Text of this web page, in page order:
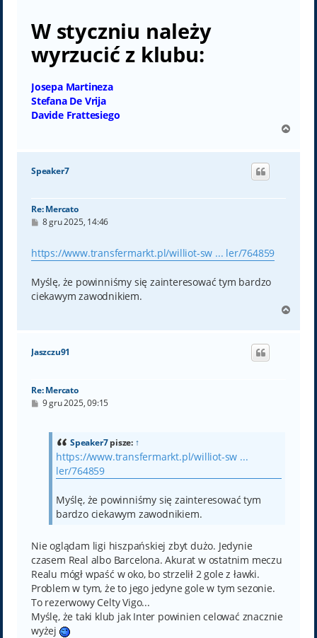
W styczniu należy
wyrzucić z klubu:
Josepa Martineza
Stefana De Vrija
Davide Frattesiego
g
Speaker7
Re: Mercato
P
t
8 gru 2025, 14:46
https://www.transfermarkt.pl/williot-sw ... ler/764859
Myślę, że powinniśmy się zainteresować tym bardzo
ciekawym zawodnikiem.
g
Jaszczu91
Re: Mercato
P9 gru 2025, 09:15
Speaker7pisze: ↑
https://www.transfermarkt.pl/williot-sw ...
ler/764859
Myślę, że powinniśmy się zainteresować tym
bardzo ciekawym zawodnikiem.
Nie oglądam ligi hiszpańskiej zbyt dużo. Jedynie
czasem Real albo Barcelona. Akurat w ostatnim meczu
Realu mógł wpaść w oko, bo strzelił 2 gole z ławki.
Problem w tym, że to jego jedyne gole w tym sezonie.
To rezerwowy Celty Vigo...
Myślę, że taki klub jak Inter powinien celować znacznie
wyżej